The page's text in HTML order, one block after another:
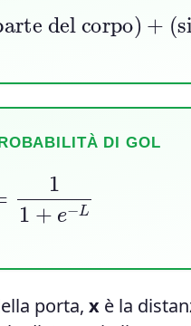
del corpo)+
DI GOL
e
porta, x è la